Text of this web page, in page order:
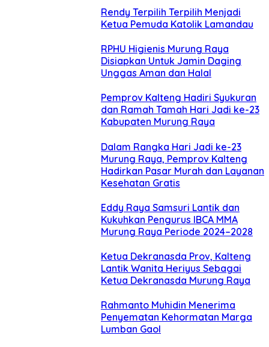
Rendy Terpilih Terpilih Menjadi
Ketua Pemuda Katolik Lamandau
RPHU Higienis Murung Raya
Disiapkan Untuk Jamin Daging
Unggas Aman dan Halal
Pemprov Kalteng Hadiri Syukuran
dan Ramah Tamah Hari Jadi ke-23
Kabupaten Murung Raya
Dalam Rangka Hari Jadi ke-23
Murung Raya, Pemprov Kalteng
Hadirkan Pasar Murah dan Layanan
Kesehatan Gratis
Eddy Raya Samsuri Lantik dan
Kukuhkan Pengurus IBCA MMA
Murung Raya Periode 2024–2028
Ketua Dekranasda Prov, Kalteng
Lantik Wanita Heriyus Sebagai
Ketua Dekranasda Murung Raya
Rahmanto Muhidin Menerima
Penyematan Kehormatan Marga
Lumban Gaol